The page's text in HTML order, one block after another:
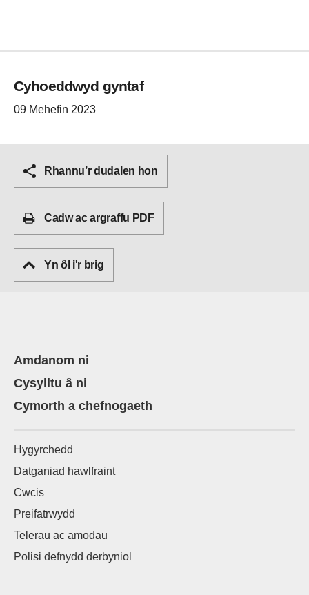
Cyhoeddwyd gyntaf
09 Mehefin 2023
Rhannu’r dudalen hon
Cadw ac argraffu PDF
Yn ôl i'r brig
Amdanom ni
Cysylltu â ni
Cymorth a chefnogaeth
Hygyrchedd
Datganiad hawlfraint
Cwcis
Preifatrwydd
Telerau ac amodau
Polisi defnydd derbyniol